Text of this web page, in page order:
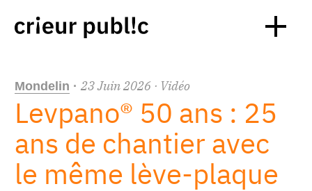
Mondelin · 23Juin2026 · Vidéo
Levpano® 50 ans : 25
ans de chantier avec
le même lève-plaque